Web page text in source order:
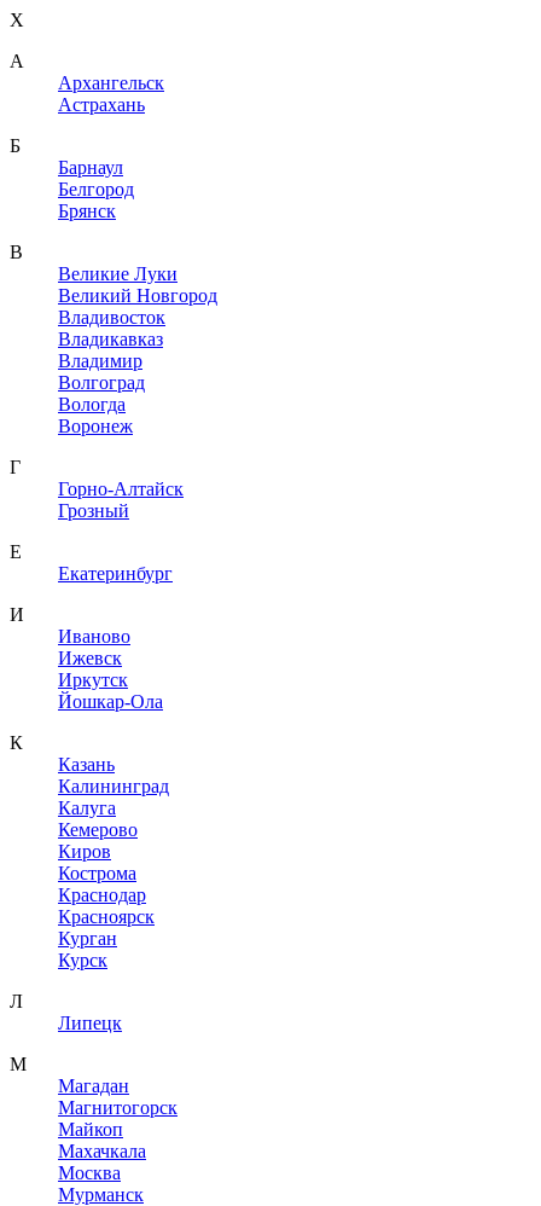
X
A
Архангельск
Астрахань
Б
Барнаул
Белгород
Брянск
В
Великие Луки
Великий Новгород
Владивосток
Владикавказ
Владимир
Волгоград
Вологда
Воронеж
Г
Горно-Алтайск
Грозный
Е
Екатеринбург
И
Иваново
Ижевск
Иркутск
Йошкар-Ола
К
Казань
Калининград
Калуга
Кемерово
Киров
Кострома
Краснодар
Красноярск
Курган
Курск
Л
Липецк
М
Магадан
Магнитогорск
Майкоп
Махачкала
Москва
Мурманск